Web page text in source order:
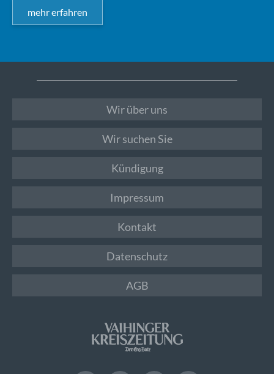
mehr erfahren
Wir über uns
Wir suchen Sie
Kündigung
Impressum
Kontakt
Datenschutz
AGB